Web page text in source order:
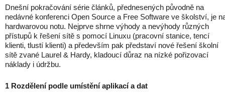
Dnešní pokračování série článků, přednesených původně na
nedávné konferenci Open Source a Free Software ve školství, je
hardwarovou notu. Nejprve shrne výhody a nevýhody různých
přístupů k řešení sítě s pomocí Linuxu (pracovní stanice, tencí
klienti, tlustí klienti) a především pak představí nové řešení školní
sítě zvané Laurel & Hardy, kladoucí důraz na nízké pořizovací
náklady i údržbu.
1 Rozdělení podle umístění aplikací a dat